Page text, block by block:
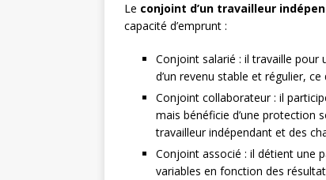
Le conjoint d’un travailleur
capacité d’emprunt :
Conjoint salarié : il travaille
d’un revenu stable et régulier,
Conjoint collaborateur : il
mais bénéficie d’une protection
travailleur indépendant et des
Conjoint associé : il détient une
variables en fonction des